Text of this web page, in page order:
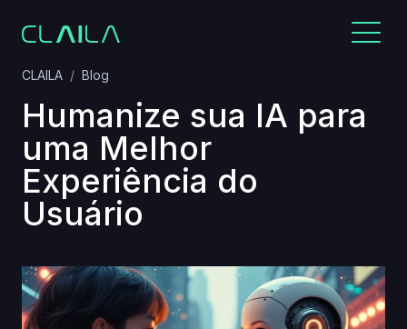
CLAILA Blog
Humanize sua IA para
uma Melhor
Experiência do
Usuário